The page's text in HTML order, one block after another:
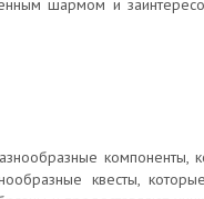
шармом и
компоненты,
квесты,